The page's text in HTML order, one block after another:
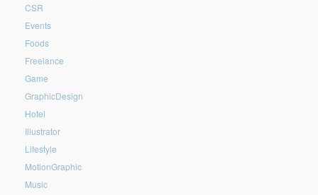
CSR
Events
Foods
Freelance
Game
GraphicDesign
Hotel
Illustrator
Lifestyle
MotionGraphic
Music